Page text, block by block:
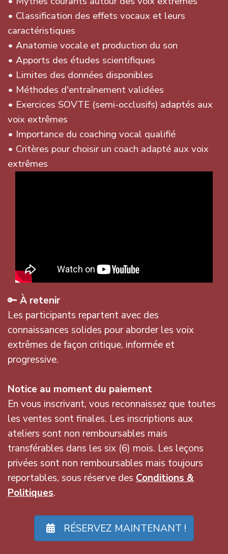
• Classification des effets vocaux et leurs
caractéristiques
• Anatomie vocale et production du son
• Apports des études scientifiques
• Limites des données disponibles
• Méthodes d'entraînement validées
• Exercices SOVTE (semi-occlusifs) adaptés aux
voix extrêmes
• Importance du coaching vocal qualifié
• Critères pour choisir un coach adapté aux voix
extrêmes
🔑 À retenir
Les participants repartent avec des
connaissances solides pour aborder les voix
extrêmes de façon critique, informée et
progressive.
Notice au moment du paiement
En vous inscrivant, vous reconnaissez que toutes
les ventes sont finales. Les inscriptions aux
ateliers sont non remboursables mais
transférables dans les six (6) mois. Les leçons
privées sont non remboursables mais toujours
reportables, sous réserve des Conditions &
Politiques.
RÉSERVEZ MAINTENANT !